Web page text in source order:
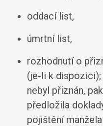
oddací list,
úmrtní list,
rozhodnutí o
(je-li k
nebyl přiznán,
předložila
pojištění